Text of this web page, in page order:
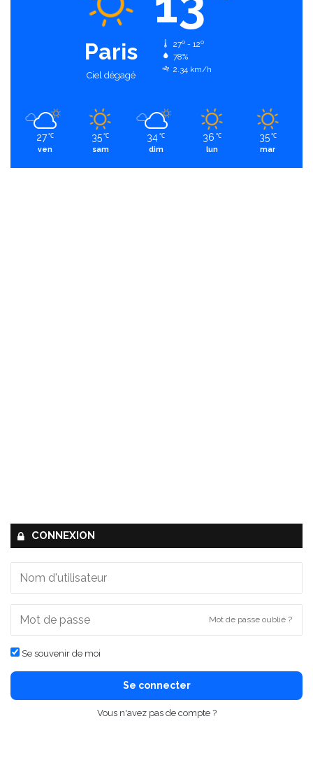
Paris
Ciel dégagé
27º - 12º
78%
2.34 km/h
27 ℃
ven
35 ℃
sam
34 ℃
dim
36 ℃
lun
35 ℃
mar
CONNEXION
Mot de passe oublié ?
Se souvenir de moi
Se connecter
Vous n'avez pas de compte ?